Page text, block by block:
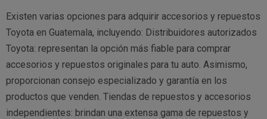
Existen varias opciones para adquirir accesorios y repuestos
Toyota en Guatemala, incluyendo: Distribuidores autorizados
Toyota: representan la opción más fiable para comprar
accesorios y repuestos originales para tu auto. Asimismo,
proporcionan consejo especializado y garantía en los
productos que venden. Tiendas de repuestos y accesorios
independientes: brindan una extensa gama de repuestos y